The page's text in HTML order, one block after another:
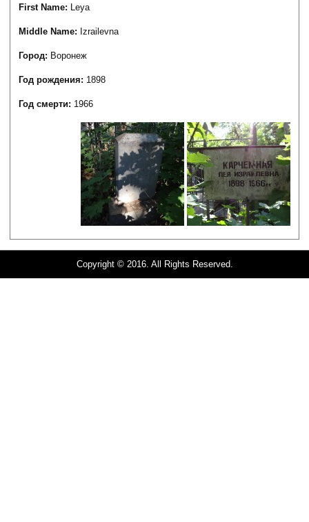
First Name: Leya
Middle Name: Izrailevna
Город: Воронеж
Год рождения: 1898
Год смерти: 1966
Copyright © 2016. All Rights Reserved.